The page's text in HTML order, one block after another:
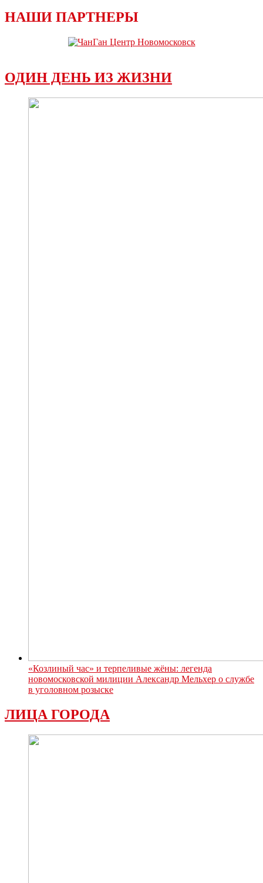
НАШИ ПАРТНЕРЫ
ОДИН ДЕНЬ ИЗ ЖИЗНИ
«Козлиный час» и терпеливые жёны: легенда
новомосковской милиции Александр Мельхер о службе
в уголовном розыске
ЛИЦА ГОРОДА